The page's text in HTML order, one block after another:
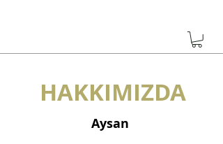
HAKKIMIZDA
Aysan